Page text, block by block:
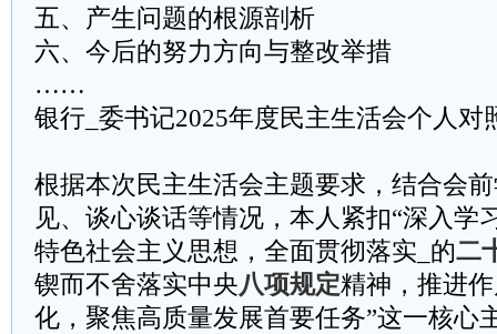
五、产生问题的根源剖析
六、今后的努力方向与整改举措
……
银行_委书记2025年度民主生活会个人对
根据本次民主生活会主题要求，结合会
见、谈心谈话等情况，本人紧扣“深入学
特色社会主义思想，全面贯彻落实_的二
锲而不舍落实中央八项规定精神，推进
化，聚焦高质量发展首要任务”这一核心